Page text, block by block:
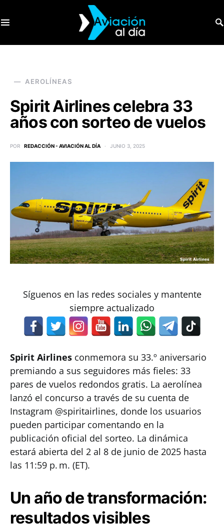
AEROLÍNEAS
Spirit Airlines celebra 33
años con sorteo de vuelos
POR REDACCIÓN - AVIACIÓN AL DÍA JUNIO 3, 2025
Síguenos en las redes sociales y mantente
siempre actualizado
Spirit Airlines conmemora su 33.º aniversario
premiando a sus seguidores más fieles: 33
pares de vuelos redondos gratis. La aerolínea
lanzó el concurso a través de su cuenta de
Instagram @spiritairlines, donde los usuarios
pueden participar comentando en la
publicación oficial del sorteo. La dinámica
estará abierta del 2 al 8 de junio de 2025 hasta
las 11:59 p. m. (ET).
Un año de transformación:
resultados visibles